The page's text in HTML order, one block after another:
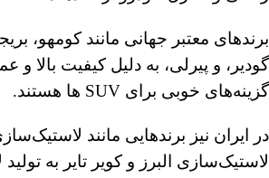
برندهای معتبر جهانی مانند کومهو،
گودیر، و پیرلی، به دلیل کیفیت بالا و
گزینه‌های خوبی برای SUV ها هستند.
در ایران نیز برندهایی مانند
لاستیک‌سازی البرز و کویر تایر به